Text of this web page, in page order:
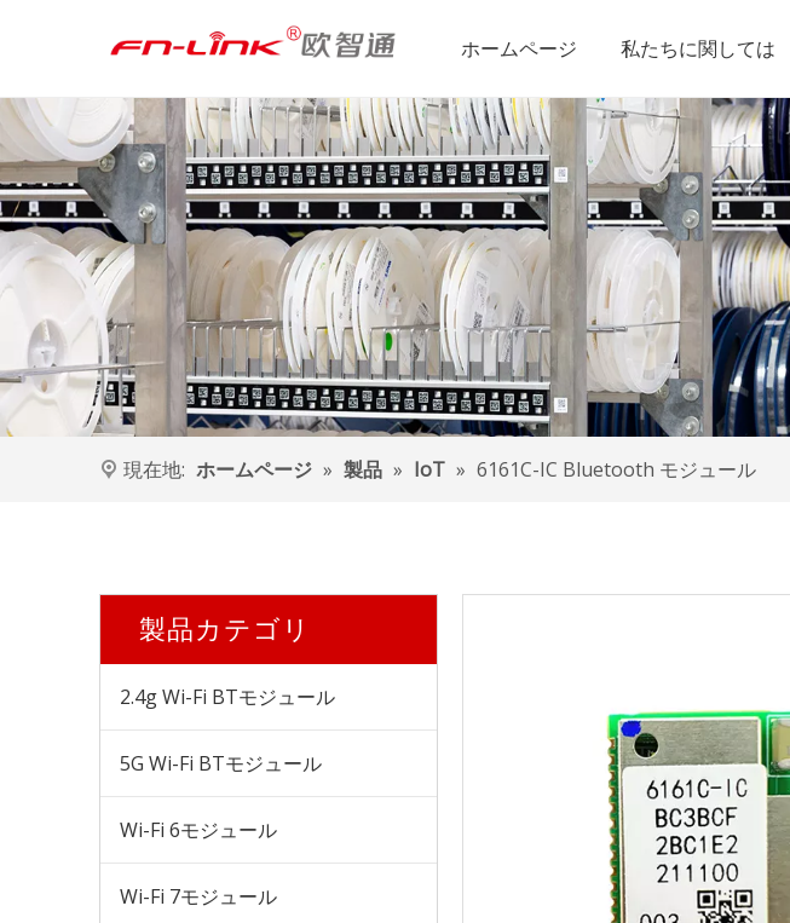
ホームページ 私たちに関しては
現在地: ホームページ » 製品 » IoT » 6161C-IC Bluetooth モジュール
製品カテゴリ
2.4g Wi-Fi BTモジュール
5G Wi-Fi BTモジュール
Wi-Fi 6モジュール
Wi-Fi 7モジュール